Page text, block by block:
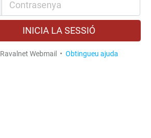
INICIA LA SESSIÓ
Ravalnet Webmail • Obtingueu ajuda